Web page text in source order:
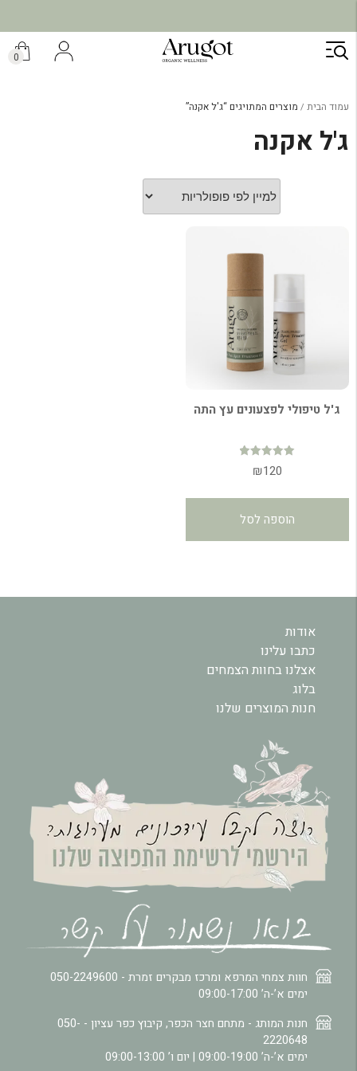
דילוג
לתוכן
0
עמוד הבית מוצרים המתויגים “ג'ל אקנה”
ג'ל אקנה
ג'ל טיפולי לפצעונים עץ התה
דורג
5.00
₪120
הוספה לסל
חוות צמחי המרפא ומרכז מבקרים זמרת - 050-2249600
ימים א’-ה’ 09:00-17:00
חנות המותג - מתחם חצר הכפר, קיבוץ כפר עציון - 050-
2220648
ימים א’-ה’ 09:00-19:00 | יום ו’ 09:00-13:00
אודות
כתבו עלינו
אצלנו בחוות הצמחים
בלוג
חנות המוצרים שלנו